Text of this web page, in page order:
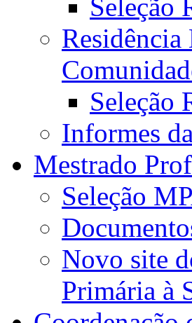
Seleção
Seleção
Informes
Mestrado
Seleção
Novo site
Primária à